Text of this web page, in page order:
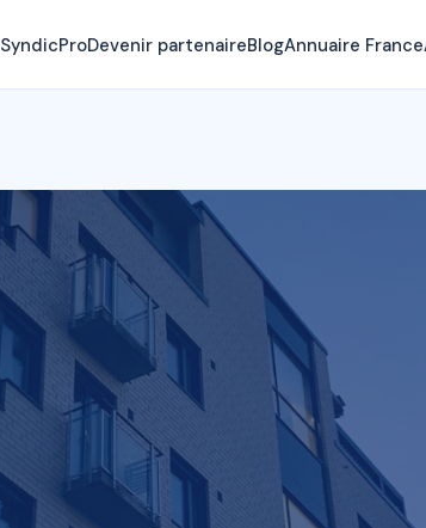
SyndicProDevenir partenaireBlogAnnuaire France